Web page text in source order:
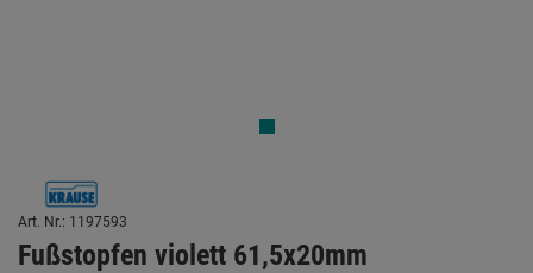
Art. Nr.: 1197593
Fußstopfen violett 61,5x20mm